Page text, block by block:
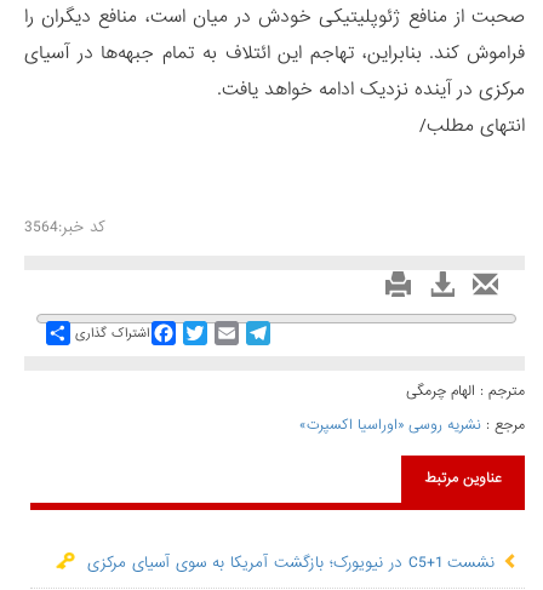
صحبت از منافع ژئوپلیتیکی خودش در میان است، منافع دیگران را
فراموش کند. بنابراین، تهاجم این ائتلاف به تمام جبهه‌ها در آسیای
مرکزی در آینده نزدیک ادامه خواهد یافت.
انتهای مطلب/
کد خبر:3564
Share اشتراک گذاری
FacebookTwitterEmail
Telegram
مترجم : الهام چرمگی
مرجع : نشریه روسی «اوراسیا اکسپرت»
عناوین مرتبط
نشست C5+1 در نیویورک؛ بازگشت آمریکا به سوی آسیای مرکزی